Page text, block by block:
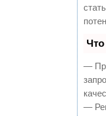
Что
—
—